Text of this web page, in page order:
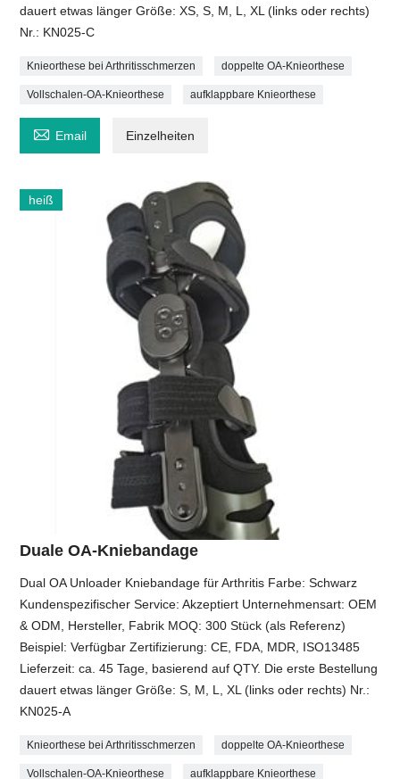
dauert etwas länger Größe: XS, S, M, L, XL (links oder rechts)
Nr.: KN025-C
Knieorthese bei Arthritisschmerzen doppelte OA-Knieorthese
Vollschalen-OA-Knieorthese aufklappbare Knieorthese
 Email Einzelheiten
heiß
Duale OA-Kniebandage
Dual OA Unloader Kniebandage für Arthritis Farbe: Schwarz
Kundenspezifischer Service: Akzeptiert Unternehmensart: OEM
& ODM, Hersteller, Fabrik MOQ: 300 Stück (als Referenz)
Beispiel: Verfügbar Zertifizierung: CE, FDA, MDR, ISO13485
Lieferzeit: ca. 45 Tage, basierend auf QTY. Die erste Bestellung
dauert etwas länger Größe: S, M, L, XL (links oder rechts) Nr.:
KN025-A
Knieorthese bei Arthritisschmerzen doppelte OA-Knieorthese
Vollschalen-OA-Knieorthese aufklappbare Knieorthese